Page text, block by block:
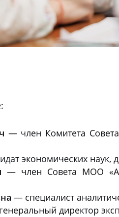
— член Комитета
экономических наук,
— член Совета МОО
— специалист
директор